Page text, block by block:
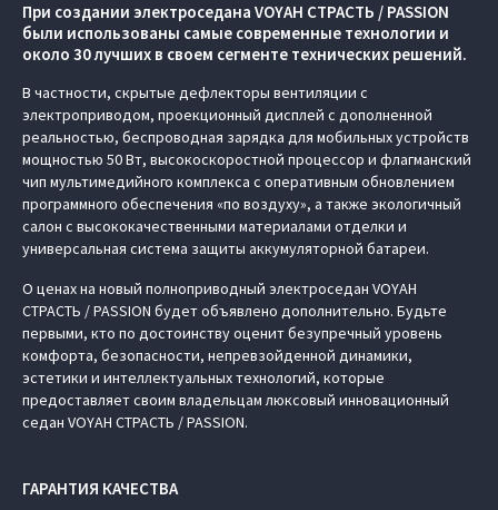
При создании электроседана VOYAH СТРАСТЬ / PASSION
были использованы самые современные технологии и
около 30 лучших в своем сегменте технических решений.
В частности, скрытые дефлекторы вентиляции с
электроприводом, проекционный дисплей с дополненной
реальностью, беспроводная зарядка для мобильных устройств
мощностью 50 Вт, высокоскоростной процессор и флагманский
чип мультимедийного комплекса с оперативным обновлением
программного обеспечения «по воздуху», а также экологичный
салон с высококачественными материалами отделки и
универсальная система защиты аккумуляторной батареи.
О ценах на новый полноприводный электроседан VOYAH
СТРАСТЬ / PASSION будет объявлено дополнительно. Будьте
первыми, кто по достоинству оценит безупречный уровень
комфорта, безопасности, непревзойденной динамики,
эстетики и интеллектуальных технологий, которые
предоставляет своим владельцам люксовый инновационный
седан VOYAH СТРАСТЬ / PASSION.
ГАРАНТИЯ КАЧЕСТВА